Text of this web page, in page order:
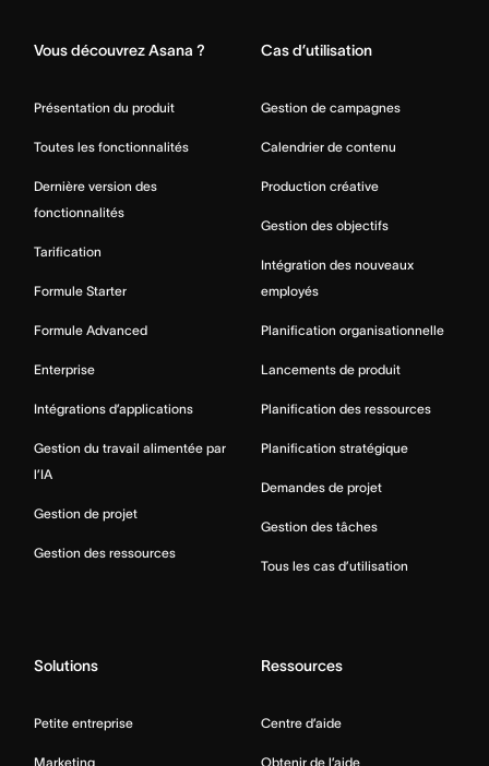
Vous découvrez Asana ?
Présentation du produit
Toutes les fonctionnalités
Dernière version des
fonctionnalités
Tarification
Formule Starter
Formule Advanced
Enterprise
Intégrations d’applications
Gestion du travail alimentée par
l’IA
Gestion de projet
Gestion des ressources
Cas d’utilisation
Gestion de campagnes
Calendrier de contenu
Production créative
Gestion des objectifs
Intégration des nouveaux
employés
Planification organisationnelle
Lancements de produit
Planification des ressources
Planification stratégique
Demandes de projet
Gestion des tâches
Tous les cas d’utilisation
Solutions
Petite entreprise
Marketing
Ressources
Centre d’aide
Obtenir de l’aide